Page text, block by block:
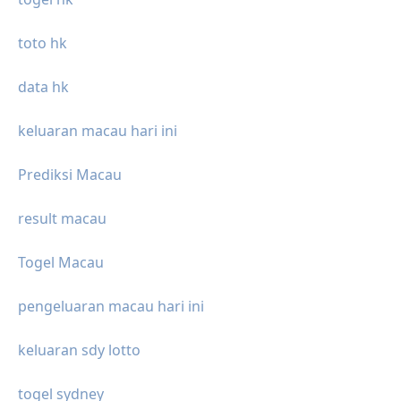
toto hk
data hk
keluaran macau hari ini
Prediksi Macau
result macau
Togel Macau
pengeluaran macau hari ini
keluaran sdy lotto
togel sydney